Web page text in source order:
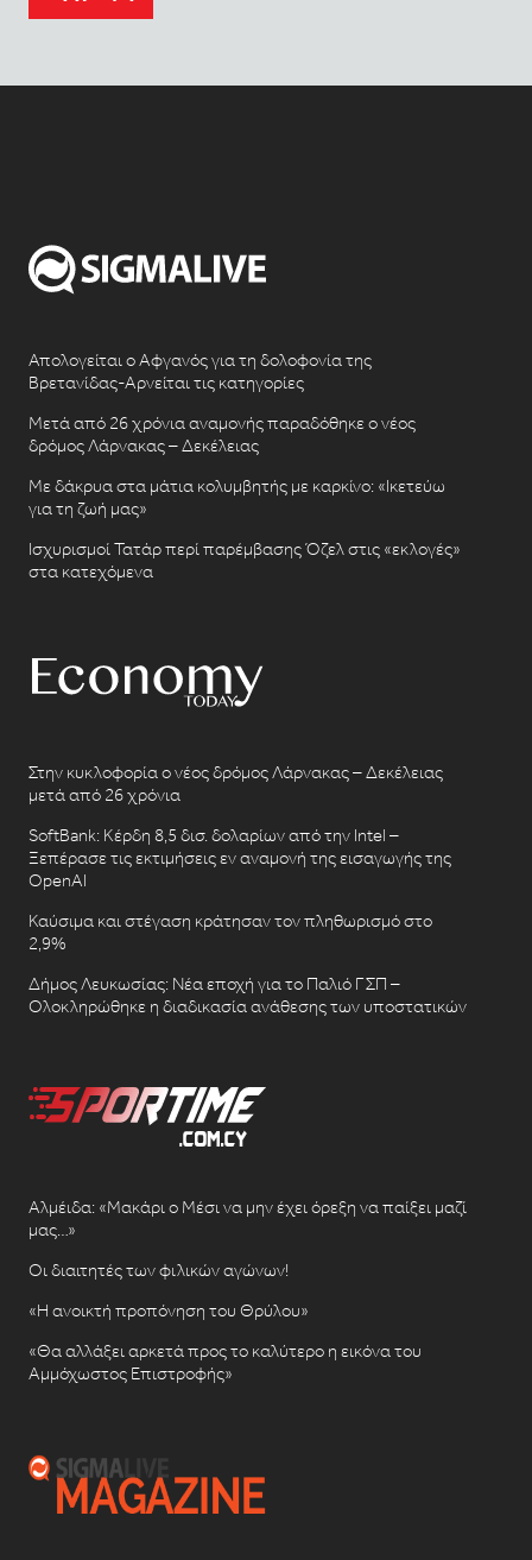
Απολογείται ο Αφγανός για τη δολοφονία της
Βρετανίδας-Αρνείται τις κατηγορίες
Μετά από 26 χρόνια αναμονής παραδόθηκε ο νέος
δρόμος Λάρνακας – Δεκέλειας
Με δάκρυα στα μάτια κολυμβητής με καρκίνο: «Ικετεύω
για τη ζωή μας»
Ισχυρισμοί Τατάρ περί παρέμβασης Όζελ στις «εκλογές»
στα κατεχόμενα
Στην κυκλοφορία ο νέος δρόμος Λάρνακας – Δεκέλειας
μετά από 26 χρόνια
SoftBank: Κέρδη 8,5 δισ. δολαρίων από την Intel –
Ξεπέρασε τις εκτιμήσεις εν αναμονή της εισαγωγής της
OpenAI
Καύσιμα και στέγαση κράτησαν τον πληθωρισμό στο
2,9%
Δήμος Λευκωσίας: Νέα εποχή για το Παλιό ΓΣΠ –
Ολοκληρώθηκε η διαδικασία ανάθεσης των υποστατικών
Αλμέιδα: «Μακάρι ο Μέσι να μην έχει όρεξη να παίξει μαζί
μας…»
Οι διαιτητές των φιλικών αγώνων!
«Η ανοικτή προπόνηση του Θρύλου»
«Θα αλλάξει αρκετά προς το καλύτερο η εικόνα του
Αμμόχωστος Επιστροφής»